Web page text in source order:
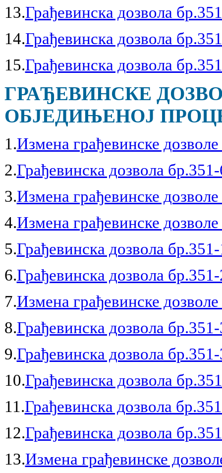
13.Грађевинска дозвола
14.Грађевинска дозвола
15.Грађевинска дозвола
ГРАЂЕВИНСКЕ
ОБЈЕДИЊЕНОЈ
1.Измена грађевинске
2.Грађевинска дозвола
3.Измена грађевинске
4.Измена грађевинске
5.Грађевинска дозвола
6.Грађевинска дозвола
7.Измена грађевинске
8.Грађевинска дозвола
9.Грађевинска дозвола
10.Грађевинска дозвола
11.Грађевинска дозвола
12.Грађевинска дозвола
13.Измена грађевинске